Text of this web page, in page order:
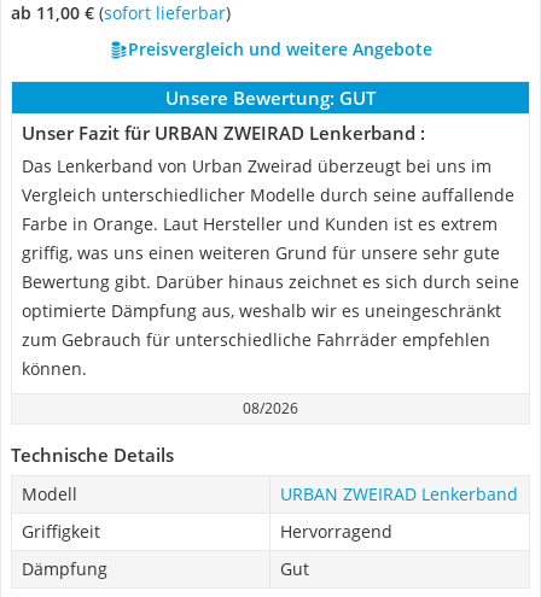
ab 11,00 € ( Sofort lieferbar)
Preisvergleich und weitere Angebote
Unsere Bewertung: GUT
Unser Fazit für URBAN ZWEIRAD Lenkerband :
Das Lenkerband von Urban Zweirad überzeugt bei uns im
Vergleich unterschiedlicher Modelle durch seine auffallende
Farbe in Orange. Laut Hersteller und Kunden ist es extrem
griffig, was uns einen weiteren Grund für unsere sehr gute
Bewertung gibt. Darüber hinaus zeichnet es sich durch seine
optimierte Dämpfung aus, weshalb wir es uneingeschränkt
zum Gebrauch für unterschiedliche Fahrräder empfehlen
können.
08/2026
Technische Details
Modell
URBAN ZWEIRAD Lenkerband
Griffigkeit
Hervorragend
Dämpfung
Gut